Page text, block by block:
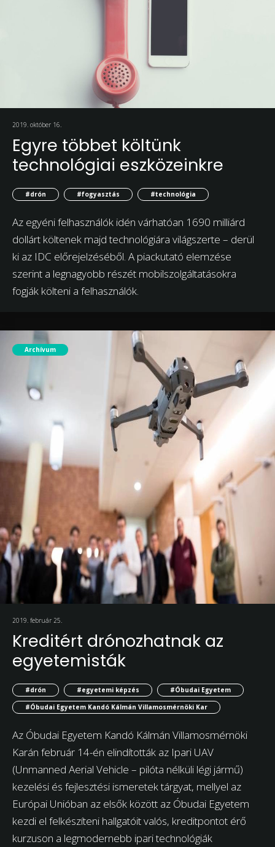
2019. október 16.
Egyre többet költünk
technológiai eszközeinkre
#drón #fogyasztás #technológia
Az egyéni felhasználók idén várhatóan 1690 milliárd
dollárt költenek majd technológiára világszerte – derül
ki az IDC előrejelzéséből. A piackutató elemzése
szerint a legnagyobb részét mobilszolgáltatásokra
fogják költeni a felhasználók.
Archívum
2019. február 25.
Kreditért drónozhatnak az
egyetemisták
#drón #egyetemi képzés
#Óbudai Egyetem
#Óbudai Egyetem Kandó Kálmán Villamosmérnöki Kar
Az Óbudai Egyetem Kandó Kálmán Villamosmérnöki
Karán február 14-én elindították az Ipari UAV
(Unmanned Aerial Vehicle – pilóta nélküli légi jármű)
kezelési és fejlesztési ismeretek tárgyat, mellyel az
Európai Unióban az elsők között az Óbudai Egyetem
kezdi el felkészíteni hallgatóit valós, kreditpontot érő
kurzuson a legmodernebb ipari technológiák